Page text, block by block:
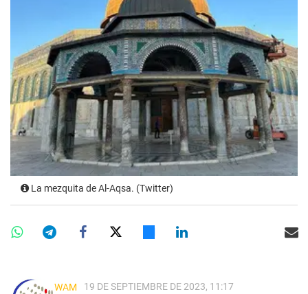
La mezquita de Al-Aqsa. (Twitter)
WAM 19 DE SEPTIEMBRE DE 2023, 11:17